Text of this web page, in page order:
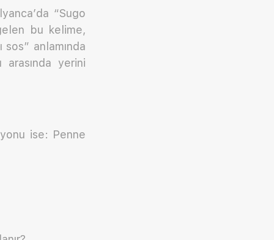
“Sugo
bu kelime,
sos” anlamında
yerini
ise: Penne